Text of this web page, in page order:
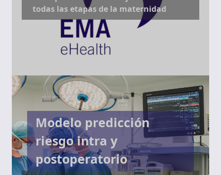
todas las etapas de la maternidad
Modelo predicción
riesgo intra y
postoperatorio